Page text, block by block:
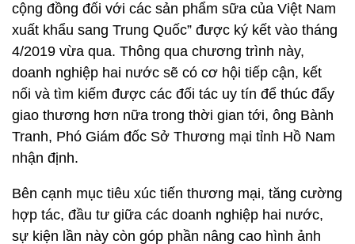
cộng đồng đối với các sản phẩm sữa của Việt Nam
xuất khẩu sang Trung Quốc” được ký kết vào tháng
4/2019 vừa qua. Thông qua chương trình này,
doanh nghiệp hai nước sẽ có cơ hội tiếp cận, kết
nối và tìm kiếm được các đối tác uy tín để thúc đẩy
giao thương hơn nữa trong thời gian tới, ông Bành
Tranh, Phó Giám đốc Sở Thương mại tỉnh Hồ Nam
nhận định.
Bên cạnh mục tiêu xúc tiến thương mại, tăng cường
hợp tác, đầu tư giữa các doanh nghiệp hai nước,
sự kiện lần này còn góp phần nâng cao hình ảnh